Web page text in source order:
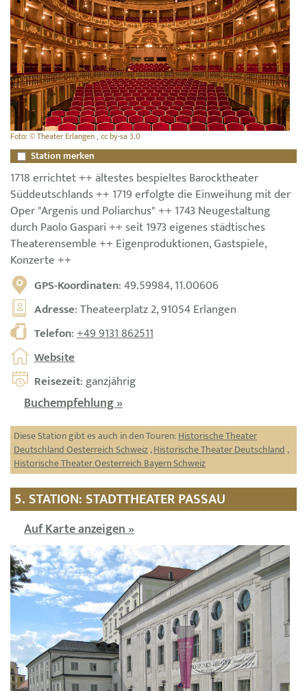
Foto: © Theater Erlangen , cc by-sa 3.0
Station merken
1718 errichtet ++ ältestes bespieltes Barocktheater
Süddeutschlands ++ 1719 erfolgte die Einweihung mit der
Oper "Argenis und Poliarchus" ++ 1743 Neugestaltung
durch Paolo Gaspari ++ seit 1973 eigenes städtisches
Theaterensemble ++ Eigenproduktionen, Gastspiele,
Konzerte ++
GPS-Koordinaten: 49.59984, 11.00606
Adresse: Theateerplatz 2, 91054 Erlangen
Telefon:+49 9131 862511
Website
Reisezeit: ganzjährig
Buchempfehlung »
Diese Station gibt es auch in den Touren:Historische Theater
Deutschland Oesterreich Schweiz,Historische Theater Deutschland,
Historische Theater Oesterreich Bayern Schweiz
5. STATION: STADTTHEATER PASSAU
Auf Karte anzeigen »